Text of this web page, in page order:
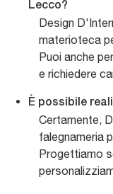
Lecco?
Design
materioteca
Puoi anche
e richiedere
È possibile
Certamente,
falegnameria
Progettiamo